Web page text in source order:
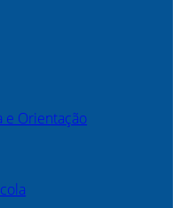
e Orientação